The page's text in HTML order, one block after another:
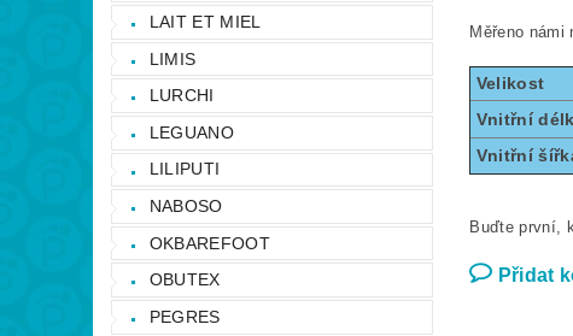
LAIT ET MIEL
LIMIS
LURCHI
LEGUANO
LILIPUTI
NABOSO
OKBAREFOOT
OBUTEX
PEGRES
Měřeno
Velikost
Vnitřní
Vnitřní
Buďte první,
Přidat